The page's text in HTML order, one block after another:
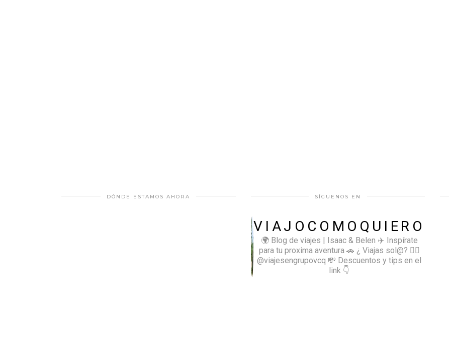
DÓNDE ESTAMOS AHORA SÍGUENOS EN
VIAJOCOMOQUIERO
🌍 Blog de viajes | Isaac & Belen ✈️ Inspírate
para tu proxima aventura 🚗 ¿ Viajas sol@? 👉🏻
@viajesengrupovcq 💸 Descuentos y tips en el
link 👇